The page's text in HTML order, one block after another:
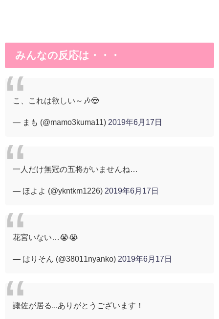
みんなの反応は・・・
こ、これは欲しい～🎶😍
— まも (@mamo3kuma11) 2019年6月17日
一人だけ無冠の五将がいませんね…
— ほよよ (@ykntkm1226) 2019年6月17日
花宮いない…😭😭
— はりそん (@38011nyanko) 2019年6月17日
諏佐が居る...ありがとうございます！